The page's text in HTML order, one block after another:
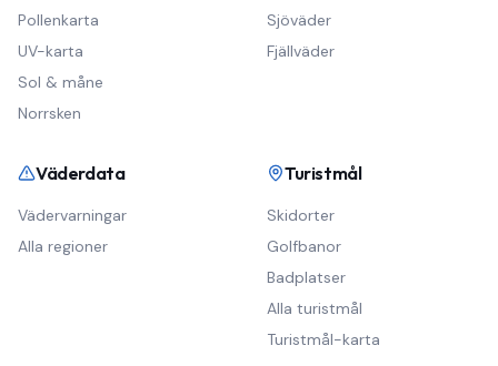
Pollenkarta
UV-karta
Sol & måne
Norrsken
Sjöväder
Fjällväder
Väderdata
Vädervarningar
Alla regioner
Turistmål
Skidorter
Golfbanor
Badplatser
Alla turistmål
Turistmål-karta